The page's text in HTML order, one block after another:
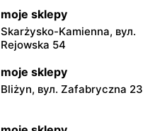
moje sklepy
Skarżysko-Kamienna, вул.
Rejowska 54
moje sklepy
Bliżyn, вул. Zafabryczna 23